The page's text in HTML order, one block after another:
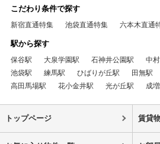
こだわり条件で探す
新宿直通特集 池袋直通特集 六本木直通
駅から探す
保谷駅 大泉学園駅 石神井公園駅 中
池袋駅
練馬駅 ひばりが丘駅 田無駅
高田馬場駅
花小金井駅 光が丘駅 成
トップページ 賃貸